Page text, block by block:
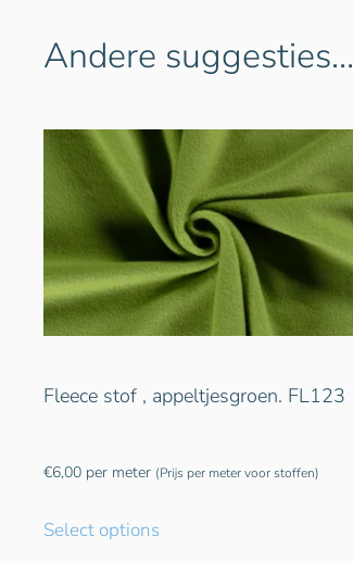
Andere suggesties…
Fleece stof , appeltjesgroen. FL123
€6,00 per meter (Prijs per meter voor stoffen)
Select options